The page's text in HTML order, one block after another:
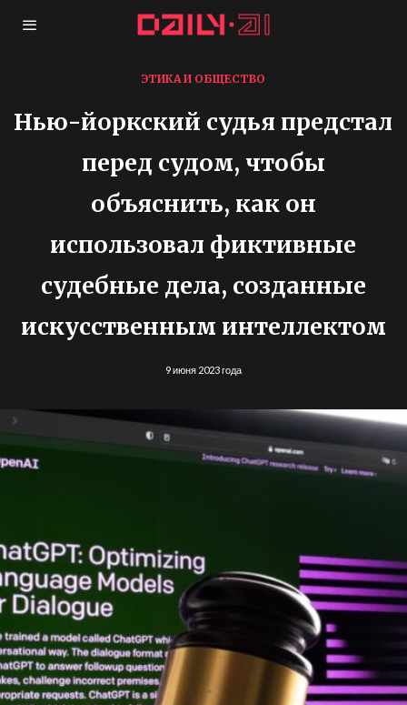
ЭТИКА И ОБЩЕСТВО
Нью-йоркский судья предстал
перед судом, чтобы
объяснить, как он
использовал фиктивные
судебные дела, созданные
искусственным интеллектом
9 июня 2023 года